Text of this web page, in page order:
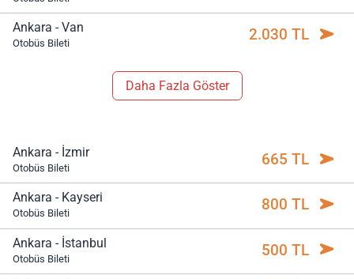
Ankara - Van
Otobüs Bileti 2.030 TL
Daha Fazla Göster
Ankara - İzmir
Otobüs Bileti 665 TL
Ankara - Kayseri
Otobüs Bileti 800 TL
Ankara - İstanbul
Otobüs Bileti 500 TL